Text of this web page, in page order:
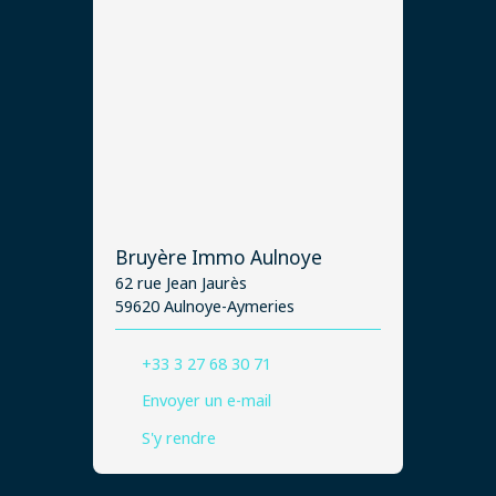
Bruyère Immo Aulnoye
62 rue Jean Jaurès
59620 Aulnoye-Aymeries
+33 3 27 68 30 71
Envoyer un e-mail
S'y rendre